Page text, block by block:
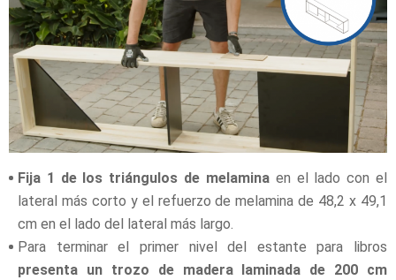
Fija 1 de los triángulos de melaminaen el lado con el
lateral más corto y el refuerzo de melamina de 48,2 x 49,1
cm en el lado del lateral más largo.
Para terminar el primer nivel del estante para libros
presenta un trozo de madera laminada de 200 cm